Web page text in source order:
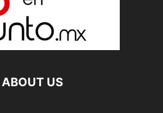
ABOUT US